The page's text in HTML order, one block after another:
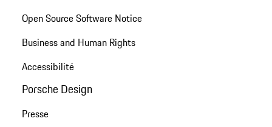
Open Source Software Notice
Business and Human Rights
Accessibilité
Porsche Design
Presse